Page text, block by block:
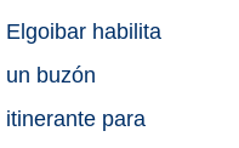
Elgoibar habilita
un buzón
itinerante para